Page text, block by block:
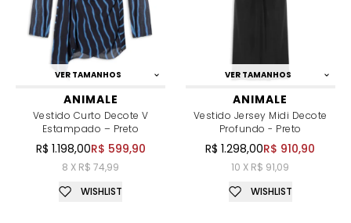
VER TAMANHOS
ANIMALE
Vestido Curto Decote V
Estampado – Preto
R$ 1.198,00R$ 599,90
8 X R$ 74,99
WISHLIST
VER TAMANHOS
ANIMALE
Vestido Jersey Midi Decote
Profundo - Preto
R$ 1.298,00R$ 910,90
10 X R$ 91,09
WISHLIST